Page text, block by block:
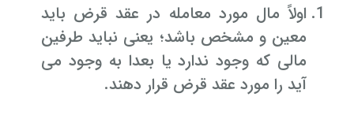
اولاً مال مورد معامله در عقد قرض باید
معین و مشخص باشد؛ یعنی نباید طرفین
مالی که وجود ندارد یا بعدا به وجود می
آید را مورد عقد قرض قرار دهند.